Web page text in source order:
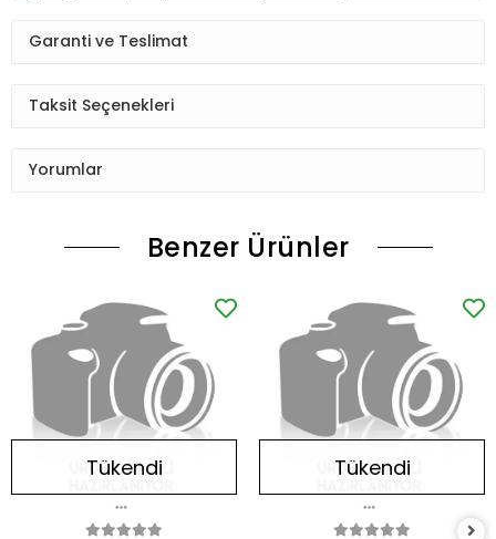
Garanti ve Teslimat
Taksit Seçenekleri
Yorumlar
Benzer Ürünler
Tükendi Tükendi